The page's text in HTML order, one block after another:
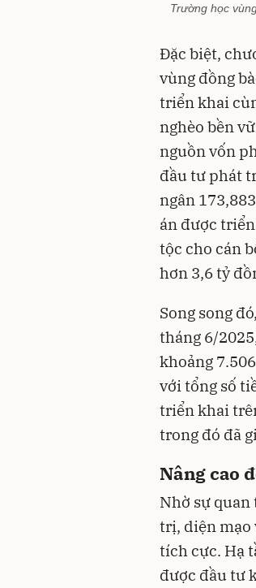
Trường học
Đặc biệt,
vùng đồng
triển khai
nghèo bền
nguồn vốn
đầu tư phát
ngân
án được
tộc cho cán
hơn 3,6 tỷ
Song song
tháng 6/
khoảng
với tổng số
triển khai
trong đó đã
Nâng cao
Nhờ sự quan
trị, diện mạo
tích cực. Hạ
được đầu tư